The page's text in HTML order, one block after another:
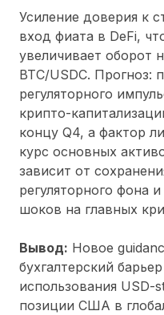
Усиление доверия к
вход фиата в DeFi,
увеличивает оборот
BTC/USDC. Прогноз:
регуляторного
крипто-
концу Q4, а фактор
курс основных
зависит от
регуляторного фона
шоков на главных
Вывод: Новое
бухгалтерский
использования USD-
позиции США в